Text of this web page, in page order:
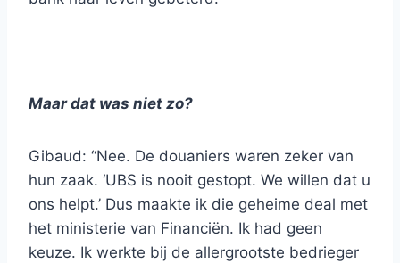
Maar dat was niet zo?
Gibaud: “Nee. De douaniers waren zeker van
hun zaak. ‘UBS is nooit gestopt. We willen dat u
ons helpt.’ Dus maakte ik die geheime deal met
het ministerie van Financiën. Ik had geen
keuze. Ik werkte bij de allergrootste bedrieger